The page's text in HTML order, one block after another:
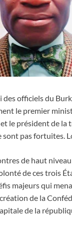
des officiels du
le premier
le président de la
sont pas fortuites.
de haut
de ces trois
majeurs qui
création de la
de la